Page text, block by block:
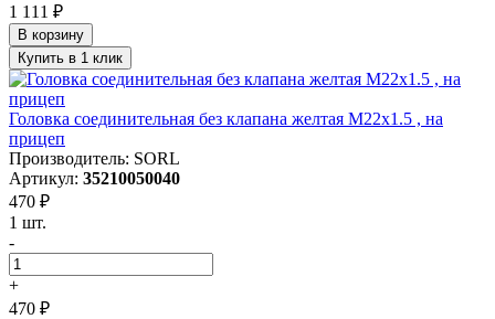
1 111 ₽
В корзину
Купить в 1 клик
Головка соединительная без клапана желтая M22x1.5 , на
прицеп
Производитель: SORL
Артикул: 35210050040
470 ₽
1 шт.
-
+
470 ₽